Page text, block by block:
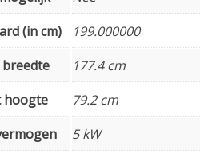
(in cm)
199.000000
177.4 cm
hoogte
79.2 cm
5 kW